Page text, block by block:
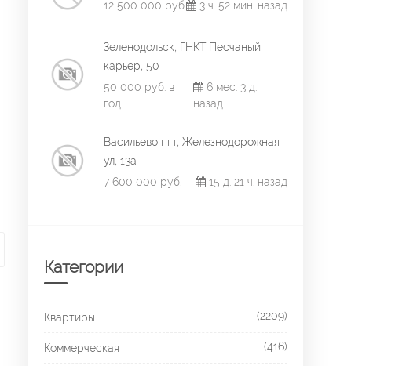
12 500 000 руб. 3 ч. 52 мин. назад
Зеленодольск, ГНКТ Песчаный
карьер, 50
50 000 руб. в
год
6 мес. 3 д.
назад
Васильево пгт, Железнодорожная
ул, 13а
7 600 000 руб.
15 д. 21 ч. назад
Категории
Квартиры (2209)
Коммерческая (416)